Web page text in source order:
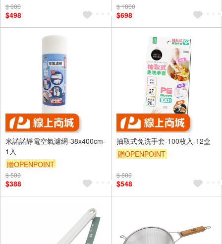
$ 900
$498
$ 1000
$698
米諾諾靜電空氣濾網-38x400cm-
1入
贈OPENPOINT
$ 500
$388
抽取式免洗手套-100枚入-12盒
贈OPENPOINT
$ 800
$548